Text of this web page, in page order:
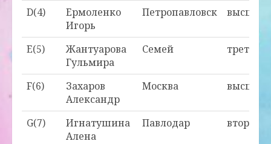
D(4)
Ермоленко
Игорь
Петропавловск высшая
E(5)
Жантуарова
Гульмира
Семей третья
F(6)
Захаров
Александр
Москва высшая
G(7)
Игнатушина
Алена
Павлодар вторая